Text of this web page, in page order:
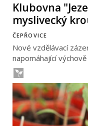
Klubovna
myslivecký
ČEPŘOVICE
Nové vzdělávací
napomáhající